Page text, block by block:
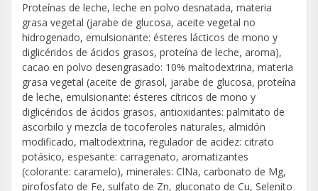
Proteínas de leche, leche en polvo desnatada, materia
grasa vegetal (jarabe de glucosa, aceite vegetal no
hidrogenado, emulsionante: ésteres lácticos de mono y
diglicéridos de ácidos grasos, proteína de leche, aroma),
cacao en polvo desengrasado: 10% maltodextrina, materia
grasa vegetal (aceite de girasol, jarabe de glucosa, proteína
de leche, emulsionante: ésteres cítricos de mono y
diglicéridos de ácidos grasos, antioxidantes: palmitato de
ascorbilo y mezcla de tocoferoles naturales, almidón
modificado, maltodextrina, regulador de acidez: citrato
potásico, espesante: carragenato, aromatizantes
(colorante: caramelo), minerales: ClNa, carbonato de Mg,
pirofosfato de Fe, sulfato de Zn, gluconato de Cu, Selenito